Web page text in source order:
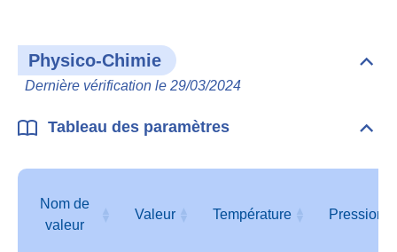
Physico-Chimie
Dernière vérification le 29/03/2024
Tableau des paramètres
Nom de
valeur
Valeur Température Pression